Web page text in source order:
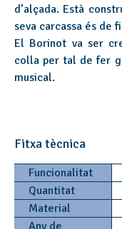
d’alçada. Està
seva carcassa és de
El Borinot va ser
colla per tal de fer
musical.
Fitxa tècnica
Funcionalitat
Quantitat
Material
Any de